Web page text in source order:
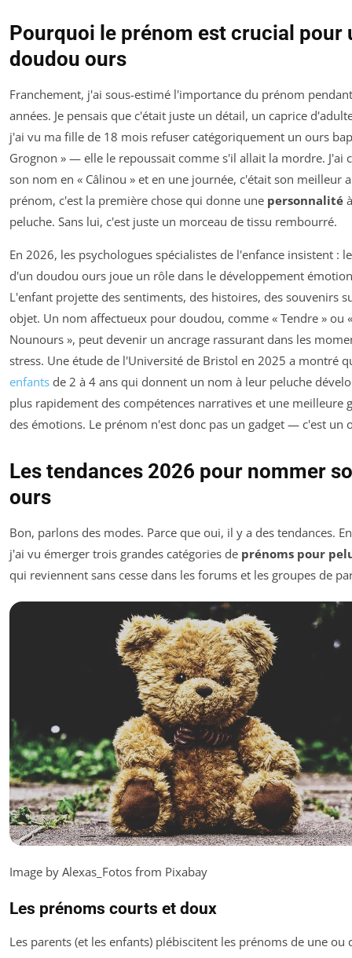
Pourquoi le prénom est crucial pour
doudou ours
Franchement, j'ai sous-estimé l'importance du prénom
années. Je pensais que c'était juste un détail, un caprice
j'ai vu ma fille de 18 mois refuser catégoriquement un ours
Grognon » — elle le repoussait comme s'il allait la mordre. J'ai
son nom en « Câlinou » et en une journée, c'était son meilleur
prénom, c'est la première chose qui donne une personnalité
peluche. Sans lui, c'est juste un morceau de tissu rembourré.
En 2026, les psychologues spécialistes de l'enfance insistent :
d'un doudou ours joue un rôle dans le développement
L'enfant projette des sentiments, des histoires, des souvenirs
objet. Un nom affectueux pour doudou, comme « Tendre » ou «
Nounours », peut devenir un ancrage rassurant dans les
stress. Une étude de l'Université de Bristol en 2025 a montré
enfants de 2 à 4 ans qui donnent un nom à leur peluche
plus rapidement des compétences narratives et une meilleure
des émotions. Le prénom n'est donc pas un gadget — c'est un
Les tendances 2026 pour nommer
ours
Bon, parlons des modes. Parce que oui, il y a des tendances.
j'ai vu émerger trois grandes catégories de prénoms pour
qui reviennent sans cesse dans les forums et les groupes de
Image by Alexas_Fotos from Pixabay
Les prénoms courts et doux
Les parents (et les enfants) plébiscitent les prénoms de une ou